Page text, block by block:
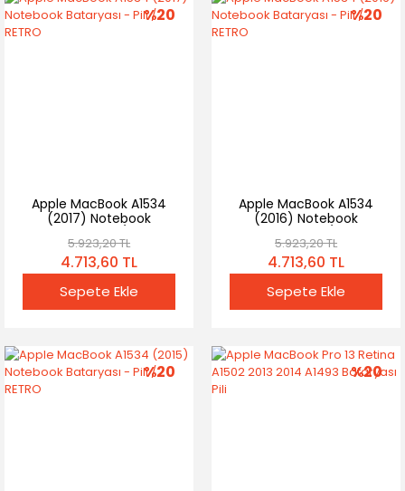
%20
Apple MacBook A1534
(2017) Notebook
5.923,20 TL
4.713,60 TL
Sepete Ekle
%20
Apple MacBook A1534
(2016) Notebook
5.923,20 TL
4.713,60 TL
Sepete Ekle
%20 %20